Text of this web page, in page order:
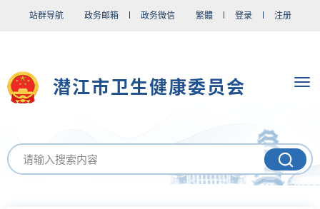
站群导航 政务邮箱 政务微信 繁體 登录 注册
潜江市卫生健康委员会